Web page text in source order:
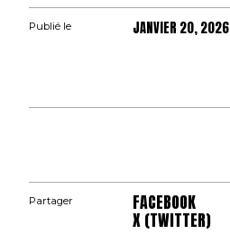
Publié le JANVIER 20, 2026
Partager FACEBOOK
X (TWITTER)